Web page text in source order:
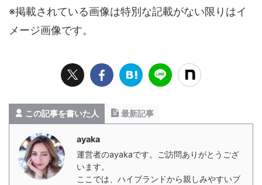
※掲載されている画像は特別な記載がない限りはイ
メージ画像です。
この記事を書いた人 最新記事
ayaka
運営者のayakaです。ご訪問ありがとうござ
います。
ここでは、ハイブランドから親しみやすいブ